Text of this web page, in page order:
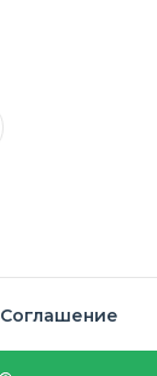
Соглашение